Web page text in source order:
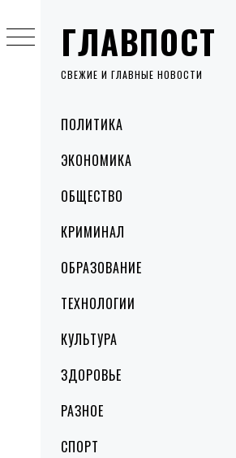
ГЛАВПОСТ
СВЕЖИЕ И ГЛАВНЫЕ НОВОСТИ
MenuПОЛИТИКА
ЭКОНОМИКА
ОБЩЕСТВО
КРИМИНАЛ
ОБРАЗОВАНИЕ
ТЕХНОЛОГИИ
КУЛЬТУРА
ЗДОРОВЬЕ
РАЗНОЕ
СПОРТ
to
content